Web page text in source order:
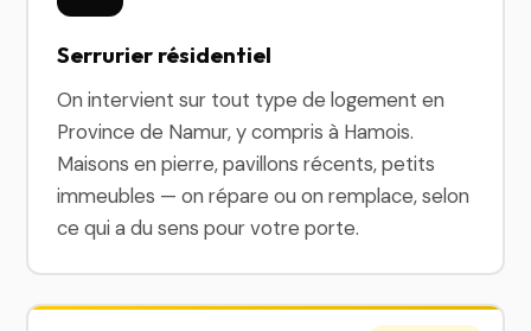
Serrurier résidentiel
On intervient sur tout type de logement en
Province de Namur, y compris à Hamois.
Maisons en pierre, pavillons récents, petits
immeubles — on répare ou on remplace, selon
ce qui a du sens pour votre porte.